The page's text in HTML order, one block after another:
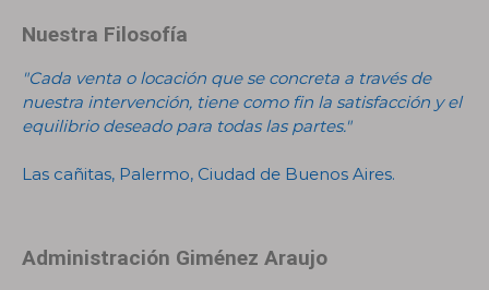
Nuestra Filosofía
"Cada venta o locación que se concreta a través de
nuestra intervención, tiene como fin la satisfacción y el
equilibrio deseado para todas las partes."
Las cañitas, Palermo, Ciudad de Buenos Aires.
Administración Giménez Araujo